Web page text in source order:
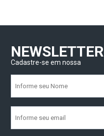
NEWSLETTER
Cadastre-se em nossa